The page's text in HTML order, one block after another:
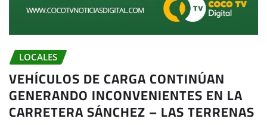
LOCALES
VEHÍCULOS DE CARGA CONTINÚAN
GENERANDO INCONVENIENTES EN LA
CARRETERA SÁNCHEZ – LAS TERRENAS